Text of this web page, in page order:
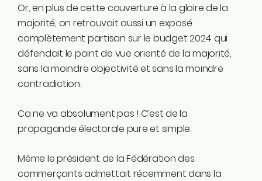
Or, en plus de cette couverture à la gloire de la
majorité, on retrouvait aussi un exposé
complètement partisan sur le budget 2024 qui
défendait le point de vue orienté de la majorité,
sans la moindre objectivité et sans la moindre
contradiction.
Ca ne va absolument pas ! C’est de la
propagande électorale pure et simple.
Même le président de la Fédération des
commerçants admettait récemment dans la